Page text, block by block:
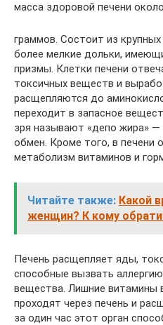
масса здоровой печени
граммов. Состоит из
более мелкие дольки,
призмы. Клетки печени
токсичных веществ и
расщепляются до
переходит в запасное
зря называют «депо жира»
обмен. Кроме того, в печени
метаболизм витаминов и
Читайте также: Какой
женщин? К кому
Печень расщепляет яды,
способные вызвать
вещества. Лишние витамины
проходят через печень и
за один час этот орган